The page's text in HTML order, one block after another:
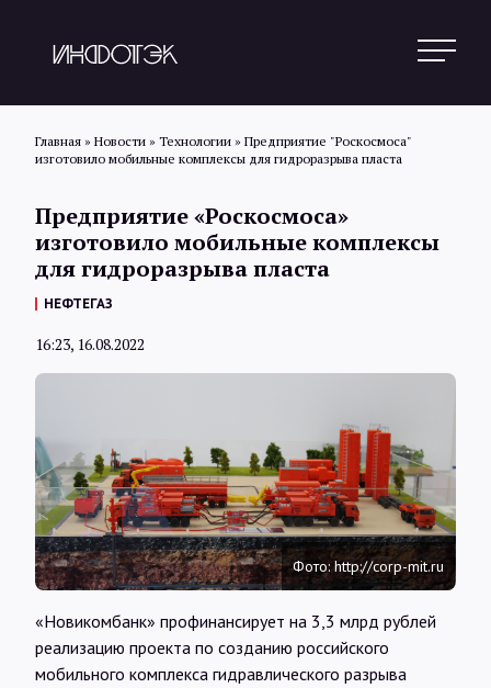
Новости
Интервью
Карты
О нас
Главная » Новости » Технологии » Предприятие "Роскосмоса"
изготовило мобильные комплексы для гидроразрыва пласта
Предприятие «Роскосмоса»
изготовило мобильные комплексы
для гидроразрыва пласта
НЕФТЕГАЗ
16:23, 16.08.2022
Фото: http://corp-mit.ru
«Новикомбанк» профинансирует на 3,3 млрд рублей
реализацию проекта по созданию российского
мобильного комплекса гидравлического разрыва